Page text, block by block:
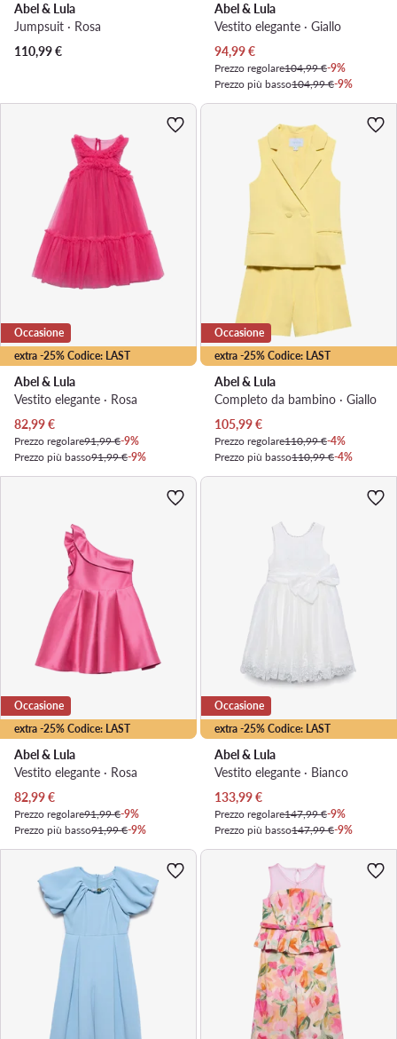
Abel & Lula
Jumpsuit · Rosa
110,99€
Abel & Lula
Vestito elegante · Giallo
Prezzo attuale
94,99€
Prezzo regolare104,99 €-9%
Prezzo più basso104,99 €-9%
extra -25% Codice: LAST
Occasione
Abel & Lula
Vestito elegante · Rosa
Prezzo attuale
82,99€
Prezzo regolare91,99 €-9%
Prezzo più basso91,99 €-9%
extra -25% Codice: LAST
Occasione
Abel & Lula
Completo da bambino · Giallo
Prezzo attuale
105,99€
Prezzo regolare110,99 €-4%
Prezzo più basso110,99 €-4%
extra -25% Codice: LAST
Occasione
Abel & Lula
Vestito elegante · Rosa
Prezzo attuale
82,99€
Prezzo regolare91,99 €-9%
Prezzo più basso91,99 €-9%
extra -25% Codice: LAST
Occasione
Abel & Lula
Vestito elegante · Bianco
Prezzo attuale
133,99€
Prezzo regolare147,99 €-9%
Prezzo più basso147,99 €-9%